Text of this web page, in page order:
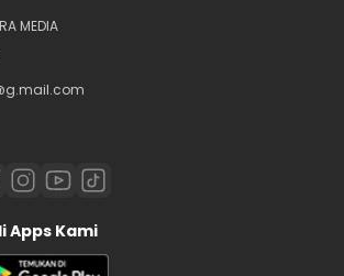
MEDIA
Apps Kami